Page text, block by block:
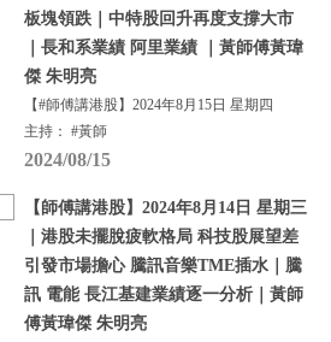
板塊領跌｜中特股回升再度支撐大市
｜長和系業績 阿里業績 ｜黃師傅黃瑋
傑 朱明亮
【#師傅講港股】2024年8月15日 星期四
主持： #黃師
2024/08/15
【師傅講港股】2024年8月14日 星期三
｜港股未擺脫疲軟格局 科技股展望差
引發市場擔心 騰訊音樂TME插水｜騰
訊 電能 長江基建業績逐一分析｜黃師
傅黃瑋傑 朱明亮